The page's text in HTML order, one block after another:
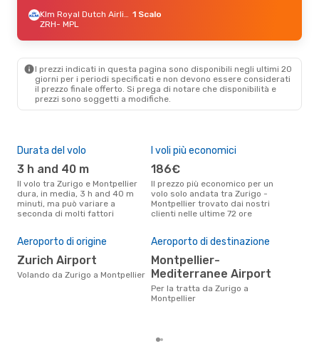
Klm Royal Dutch Airlines 1 Scalo
ZRH- MPL
I prezzi indicati in questa pagina sono disponibili negli ultimi 20
giorni per i periodi specificati e non devono essere considerati
il ​​prezzo finale offerto. Si prega di notare che disponibilità e
prezzi sono soggetti a modifiche.
Durata del volo
3 h and 40 m
Il volo tra Zurigo e Montpellier
dura, in media, 3 h and 40 m
minuti, ma può variare a
seconda di molti fattori
I voli più economici
186€
Il prezzo più economico per un
volo solo andata tra Zurigo -
Montpellier trovato dai nostri
clienti nelle ultime 72 ore
Aeroporto di origine
Zurich Airport
Volando da Zurigo a Montpellier
Aeroporto di destinazione
Montpellier-
Mediterranee Airport
Per la tratta da Zurigo a
Montpellier